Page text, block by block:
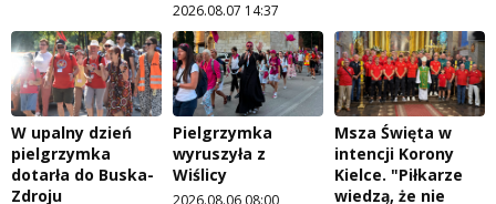
2026.08.07 14:37
W upalny dzień
pielgrzymka
dotarła do Buska-
Zdroju
Pielgrzymka
wyruszyła z
Wiślicy
2026.08.06 08:00
Msza Święta w
intencji Korony
Kielce. "Piłkarze
wiedzą, że nie